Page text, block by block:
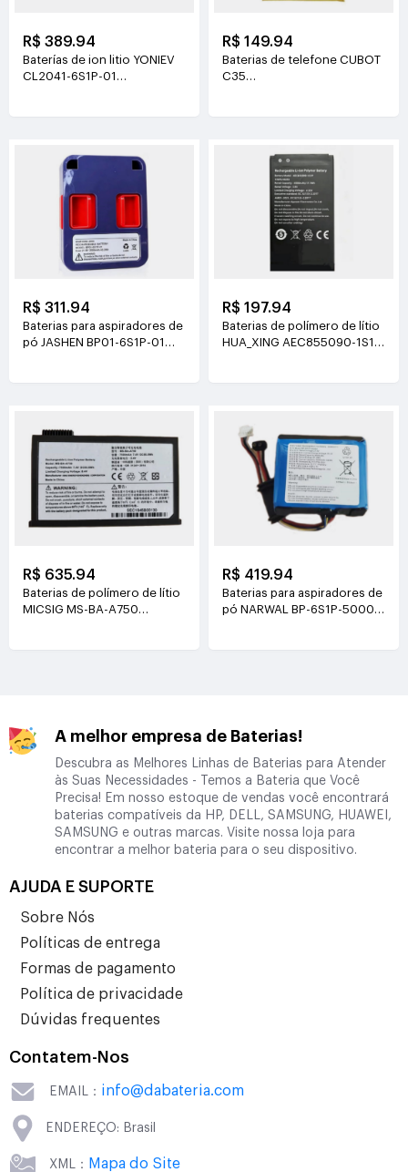
R$ 389.94
Baterías de ion litio YONIEV
CL2041-6S1P-01
R$ 149.94
Baterias de telefone CUBOT
C35
R$ 311.94
Baterias para aspiradores de
pó JASHEN BP01-6S1P-01
R$ 197.94
Baterias de polímero de lítio
HUA_XING AEC855090-1S1P
R$ 635.94
Baterias de polímero de lítio
MICSIG MS-BA-A750
R$ 419.94
Baterias para aspiradores de
pó NARWAL BP-6S1P-5000A
A melhor empresa de Baterias!
Descubra as Melhores Linhas de Baterias para Atender
às Suas Necessidades - Temos a Bateria que Você
Precisa! Em nosso estoque de vendas você encontrará
baterias compatíveis da HP, DELL, SAMSUNG, HUAWEI,
SAMSUNG e outras marcas. Visite nossa loja para
encontrar a melhor bateria para o seu dispositivo.
AJUDA E SUPORTE
Sobre Nós
Políticas de entrega
Formas de pagamento
Política de privacidade
Dúvidas frequentes
Contatem-Nos
EMAIL： info@dabateria.com
ENDEREÇO: Brasil
XML： Mapa do Site